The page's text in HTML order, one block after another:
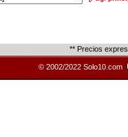
** Precios
© 2002/2022 Solo10.com